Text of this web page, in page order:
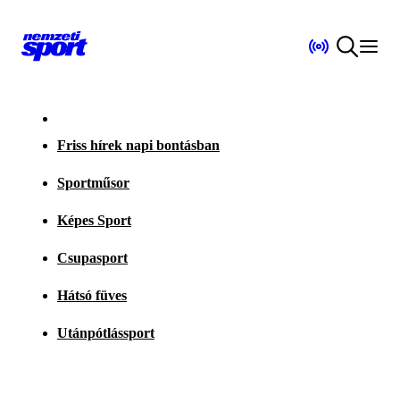
Friss hírek napi bontásban
Sportműsor
Képes Sport
Csupasport
Hátsó füves
Utánpótlássport